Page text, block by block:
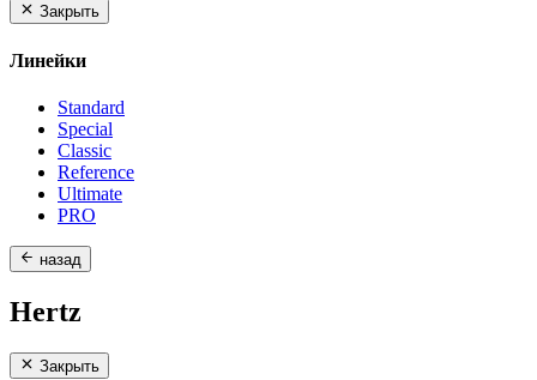
Закрыть
Линейки
Standard
Special
Classic
Reference
Ultimate
PRO
назад
Hertz
Закрыть